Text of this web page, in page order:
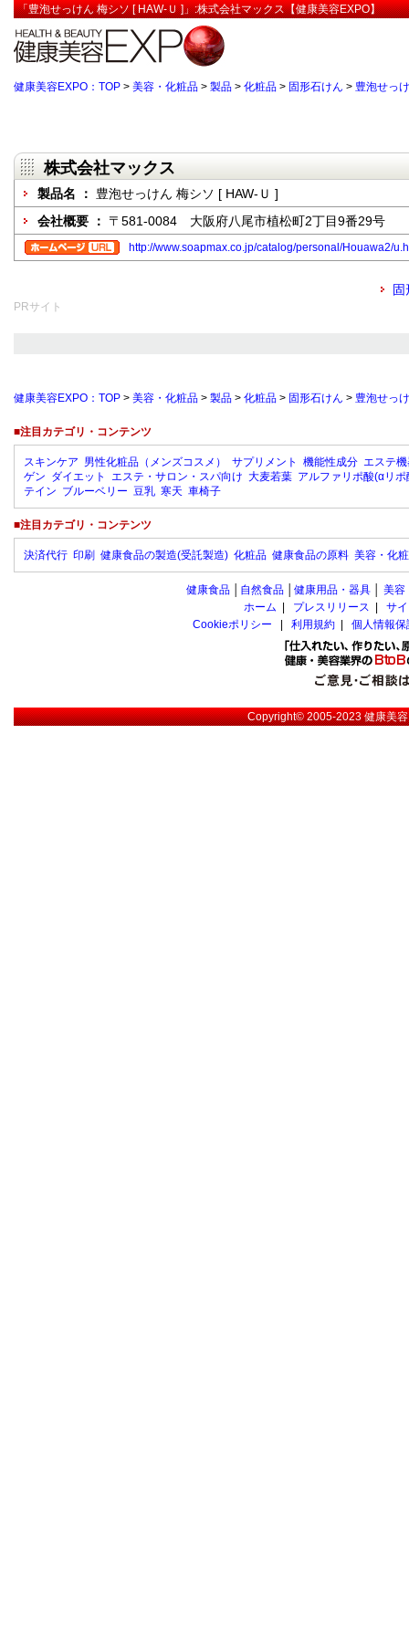
「豊泡せっけん 梅シソ [ HAW-Ｕ ]」:株式会社マックス【健康美容EXPO】
健康美容EXPO：TOP > 美容・化粧品 > 製品 > 化粧品 > 固形石けん > 豊泡せっ
株式会社マックス
製品名 ： 豊泡せっけん 梅シソ [ HAW-Ｕ ]
会社概要 ： 〒581-0084 大阪府八尾市植松町2丁目9番29号
http://www.soapmax.co.jp/catalog/personal/Houawa2/
固
PRサイト
健康美容EXPO：TOP > 美容・化粧品 > 製品 > 化粧品 > 固形石けん > 豊泡せっ
■注目カテゴリ・コンテンツ
スキンケア 男性化粧品（メンズコスメ） サプリメント 機能性成分 エステ
ゲン ダイエット エステ・サロン・スパ向け 大麦若葉 アルファリポ酸(αリポ
テイン ブルーベリー 豆乳 寒天 車椅子
■注目カテゴリ・コンテンツ
決済代行 印刷 健康食品の製造(受託製造) 化粧品 健康食品の原料 美容・化
健康食品 自然食品 健康用品・器具 美容
ホーム
プレスリリース
サ
Cookieポリシー
利用規約 個人情報
Copyright© 2005-2023健康美